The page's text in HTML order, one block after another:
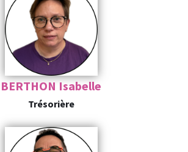
BERTHON Isabelle
Trésorière